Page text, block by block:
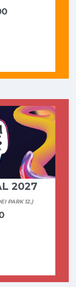
2027
PARK 12.)